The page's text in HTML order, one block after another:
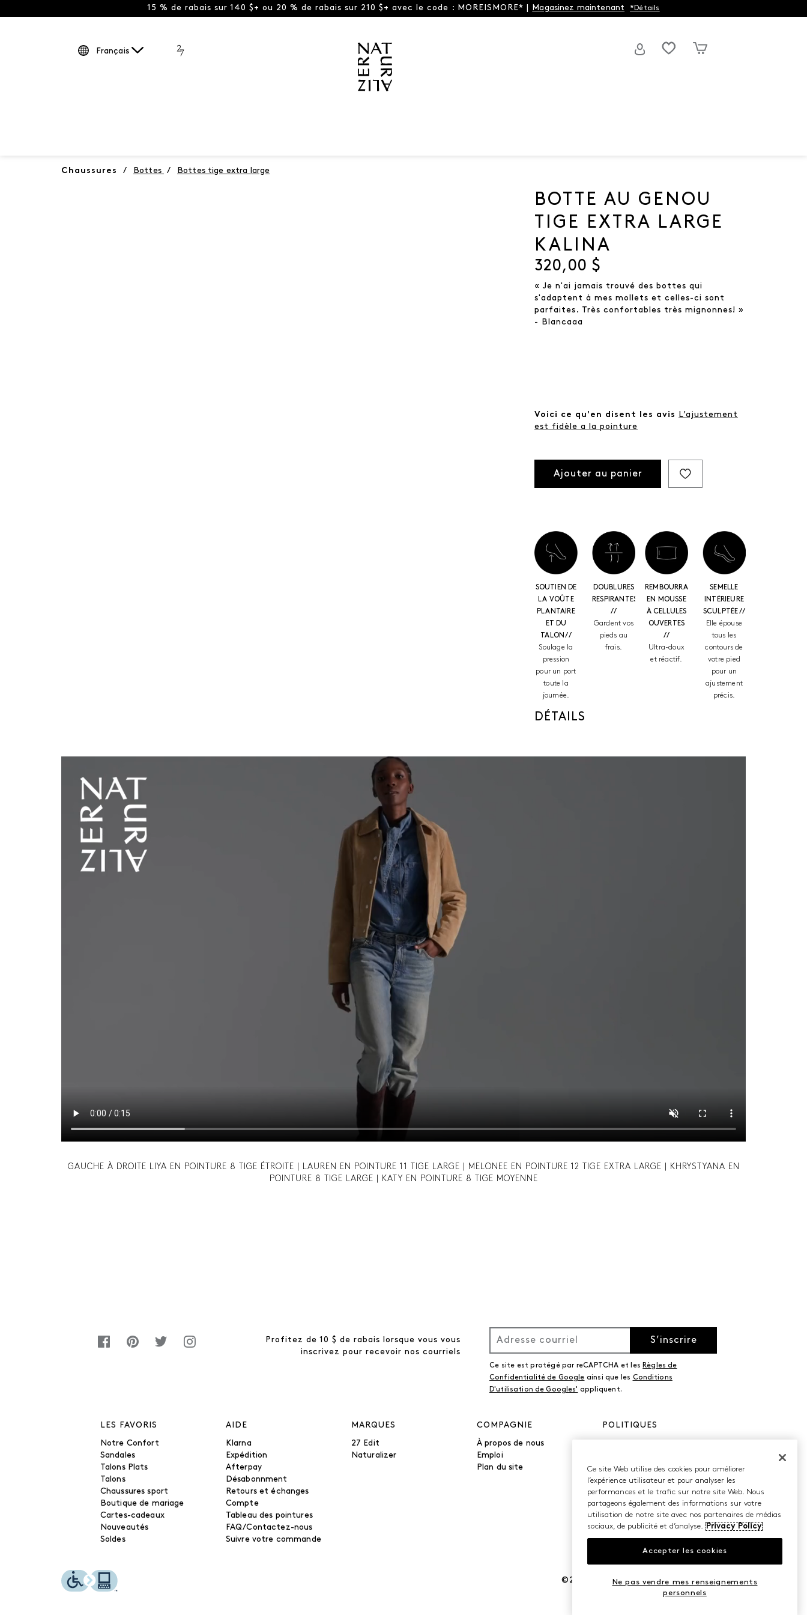
15 % de rabais sur 140 $+ ou 20 % de rabais sur 210 $+ avec le code : MOREISMORE* | Magasinez maintenant *Détails
Français
Chaussures / Bottes / Bottes tige extra large
BOTTE AU GENOU
TIGE EXTRA LARGE
KALINA
Prix actuel
320,00 $
« Je n'ai jamais trouvé des bottes qui
s'adaptent à mes mollets et celles-ci sont
parfaites. Très confortables très mignonnes! »
- Blancaaa
Voici ce qu'en disent les avis L’ajustement
est fidèle a la pointure
Ajouter au panier
SOUTIEN DE
LA VOÛTE
PLANTAIRE
ET DU
TALON //
Soulage la
pression
pour un port
toute la
journée.
DOUBLURES
RESPIRANTES
//
Gardent vos
pieds au
frais.
REMBOURRAGE
EN MOUSSE
À CELLULES
OUVERTES
//
Ultra-doux
et réactif.
SEMELLE
INTÉRIEURE
SCULPTÉE //
Elle épouse
tous les
contours de
votre pied
pour un
ajustement
précis.
DÉTAILS
GAUCHE À DROITE LIYA EN POINTURE 8 TIGE ÉTROITE | LAUREN EN POINTURE 11 TIGE LARGE | MELONEE EN POINTURE 12 TIGE EXTRA LARGE | KHRYSTYANA EN
POINTURE 8 TIGE LARGE | KATY EN POINTURE 8 TIGE MOYENNE
Profitez de 10 $ de rabais lorsque vous vous
inscrivez pour recevoir nos courriels
S’inscrire
Ce site est protégé par reCAPTCHA et les Règles de
Confidentialité de Google ainsi que les Conditions
D'utilisation de Googles' appliquent.
LES FAVORIS
Notre Confort
Sandales
Talons Plats
Talons
Chaussures sport
Boutique de mariage
Cartes-cadeaux
Nouveautés
Soldes
AIDE
Klarna
Expédition
Afterpay
Désabonnment
Retours et échanges
Compte
Tableau des pointures
FAQ/Contactez-nous
Suivre votre commande
MARQUES
27 Edit
Naturalizer
COMPAGNIE
À propos de nous
Emploi
Plan du site
POLITIQUES
Conditions d’utilisation
Accessibilité
©2026 Caleres, Inc. Tous droits réservés.
Ce site Web utilise des cookies pour améliorer
l’expérience utilisateur et pour analyser les
performances et le trafic sur notre site Web. Nous
partageons également des informations sur votre
utilisation de notre site avec nos partenaires de médias
sociaux, de publicité et d’analyse.
Privacy Policy
Accepter les cookies
Ne pas vendre mes renseignements
personnels